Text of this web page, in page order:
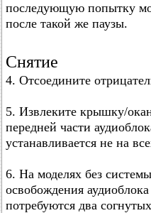
последующую попытку
после такой же паузы.
Снятие
4. Отсоедините
5. Извлеките крышку/
передней части
устанавливается не на
6. На моделях без
освобождения
потребуются два